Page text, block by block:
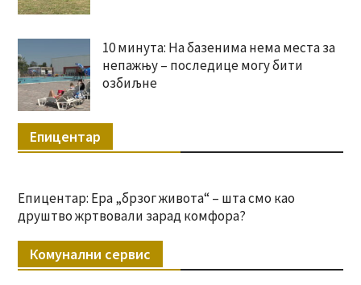
10 минута: На базенима нема места за
непажњу – последице могу бити
озбиљне
Епицентар
Епицентар: Ера „брзог живота“ – шта смо као
друштво жртвовали зарад комфора?
Комунални сервис